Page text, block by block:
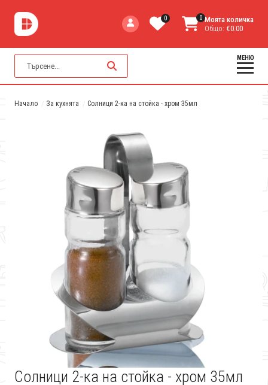
0 0 Моята количка
Общо: €0.00
МЕНЮ
Начало За кухнята Солници 2-ка на стойка - хром 35мл
Солници 2-ка на стойка - хром 35мл